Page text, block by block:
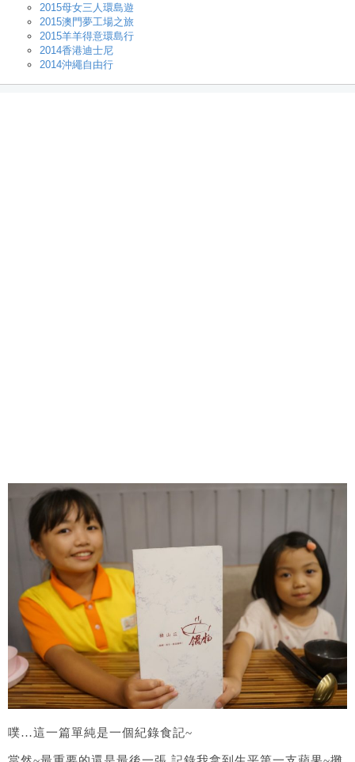
2015母女三人環島遊
2015澳門夢工場之旅
2015羊羊得意環島行
2014香港迪士尼
2014沖繩自由行
噗…這一篇單純是一個紀錄食記~